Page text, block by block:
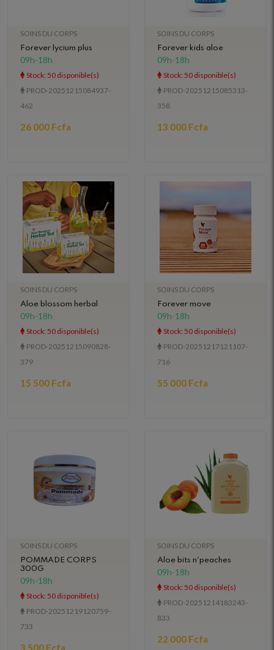
SOINS DU CORPS
Forever lycium plus
09h-18h
Stock: 50 disponible(s)
PROD-20251215084937-
462
26 000 Fcfa
SOINS DU CORPS
Forever kids aloe
09h-18h
Stock: 50 disponible(s)
PROD-20251215085313-
358
13 000 Fcfa
SOINS DU CORPS
Aloe blossom herbal
09h-18h
Stock: 50 disponible(s)
PROD-20251215090828-
379
15 500 Fcfa
SOINS DU CORPS
Forever move
09h-18h
Stock: 50 disponible(s)
PROD-20251217121107-
716
55 000 Fcfa
SOINS DU CORPS
POMMADE CORPS
300G
09h-18h
Stock: 50 disponible(s)
PROD-20251219120759-
733
SOINS DU CORPS
Aloe bits n'peaches
09h-18h
Stock: 50 disponible(s)
PROD-20251214183243-
833
22 000 Fcfa